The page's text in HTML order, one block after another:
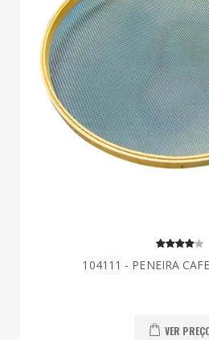
104111 - PENEIRA
VER